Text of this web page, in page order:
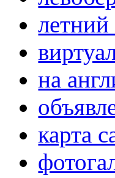
летний
на
карта